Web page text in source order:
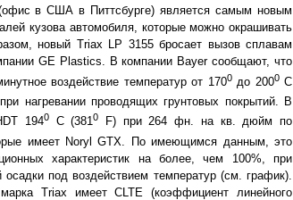
в США в Питтсбурге) является самым новым
кузова автомобиля, которые можно окрашивать
новый Triax LP 3155 бросает вызов сплавам
GE Plastics. В компании Bayer сообщают, что
воздействие температур от 1700до 2000C
нагревании проводящих грунтовых покрытий. В
1940C (3810
F) при 264 фн. на кв. дюйм по
имеет Noryl GTX. По имеющимся данным, это
характеристик на более, чем 100%, при
осадки под воздействием температур (см. график).
Triax имеет CLTE (коэффициент линейного